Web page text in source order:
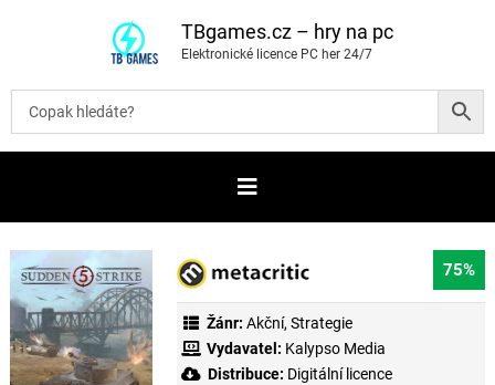
t
b
TBgames.cz – hry na pc
Elektronické licence PC her 24/7
75%
Žánr: Akční, Strategie
Vydavatel: Kalypso Media
Distribuce: Digitální licence